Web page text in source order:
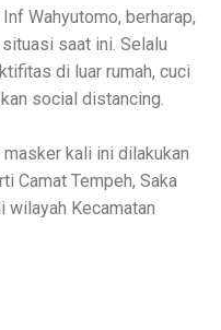
Wahyutomo, berharap,
saat ini. Selalu
di luar rumah, cuci
social distancing.
kali ini dilakukan
Camat Tempeh, Saka
wilayah Kecamatan